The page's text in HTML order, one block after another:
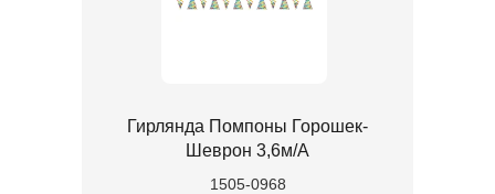
Гирлянда Помпоны Горошек-
Шеврон 3,6м/А
1505-0968